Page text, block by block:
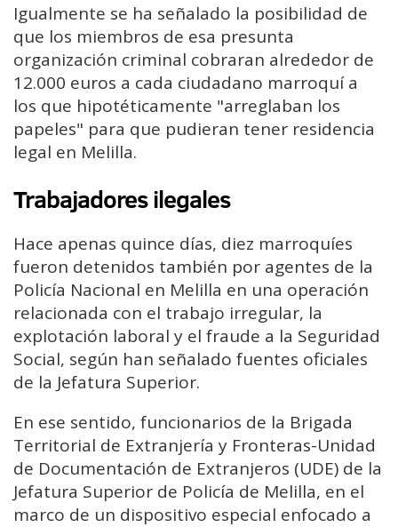
Igualmente se ha señalado la posibilidad de
que los miembros de esa presunta
organización criminal cobraran alrededor de
12.000 euros a cada ciudadano marroquí a
los que hipotéticamente "arreglaban los
papeles" para que pudieran tener residencia
legal en Melilla.
Trabajadores ilegales
Hace apenas quince días, diez marroquíes
fueron detenidos también por agentes de la
Policía Nacional en Melilla en una operación
relacionada con el trabajo irregular, la
explotación laboral y el fraude a la Seguridad
Social, según han señalado fuentes oficiales
de la Jefatura Superior.
En ese sentido, funcionarios de la Brigada
Territorial de Extranjería y Fronteras-Unidad
de Documentación de Extranjeros (UDE) de la
Jefatura Superior de Policía de Melilla, en el
marco de un dispositivo especial enfocado a